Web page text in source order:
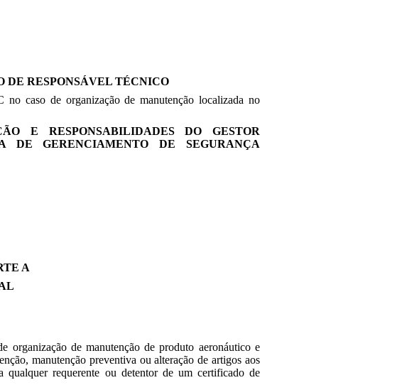
DE RESPONSÁVEL TÉCNICO
caso de organização de manutenção localizada no
E RESPONSABILIDADES DO GESTOR
DE GERENCIAMENTO DE SEGURANÇA
A
organização de manutenção de produto aeronáutico e
manutenção preventiva ou alteração de artigos aos
requerente ou detentor de um certificado de